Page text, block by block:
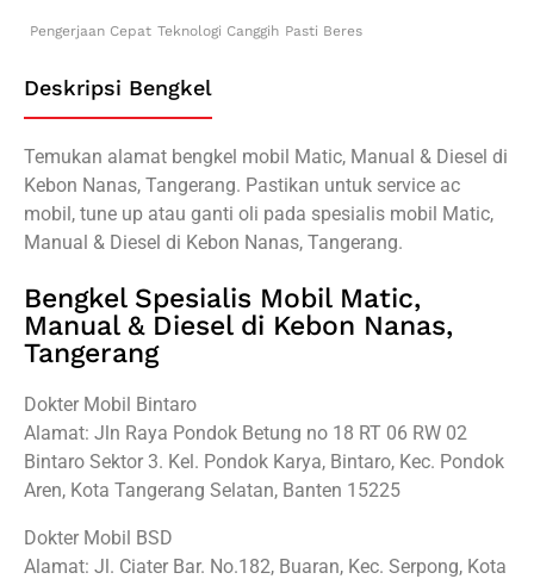
Pengerjaan Cepat Teknologi Canggih Pasti Beres
Deskripsi Bengkel
Temukan alamat bengkel mobil Matic, Manual & Diesel di
Kebon Nanas, Tangerang. Pastikan untuk service ac
mobil, tune up atau ganti oli pada spesialis mobil Matic,
Manual & Diesel di Kebon Nanas, Tangerang.
Bengkel Spesialis Mobil Matic,
Manual & Diesel di Kebon Nanas,
Tangerang
Dokter Mobil Bintaro
Alamat: Jln Raya Pondok Betung no 18 RT 06 RW 02
Bintaro Sektor 3. Kel. Pondok Karya, Bintaro, Kec. Pondok
Aren, Kota Tangerang Selatan, Banten 15225
Dokter Mobil BSD
Alamat: Jl. Ciater Bar. No.182, Buaran, Kec. Serpong, Kota